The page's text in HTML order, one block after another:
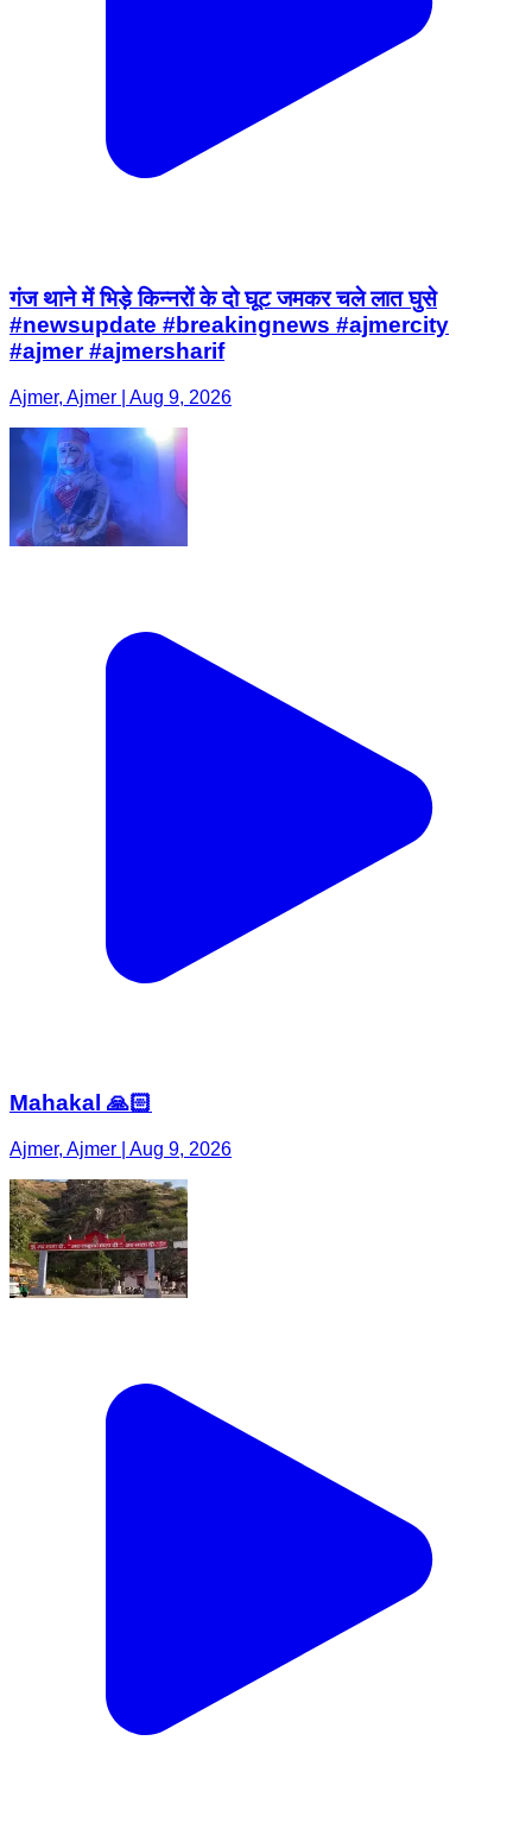
गंज थाने में भिड़े किन्नरों के दो घूट जमकर चले लात घुसे
#newsupdate #breakingnews #ajmercity
#ajmer #ajmersharif
Ajmer, Ajmer | Aug 9, 2026
Mahakal 🙏🏻
Ajmer, Ajmer | Aug 9, 2026